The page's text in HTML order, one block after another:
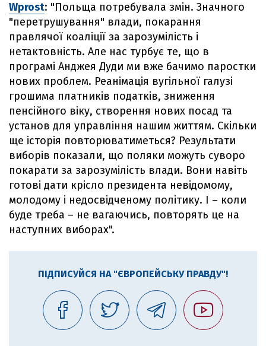
Wprost: "Польща потребувала змін. Значного
"перетрушування" влади, покарання
правлячої коаліції за зарозумілість і
нетактовність. Але нас турбує те, що в
програмі Анджея Дуди ми вже бачимо паростки
нових проблем. Реанімація вугільної галузі
грошима платників податків, зниження
пенсійного віку, створення нових посад та
установ для управління нашим життям. Скільки
ще історія повторюватиметься? Результати
виборів показали, що поляки можуть суворо
покарати за зарозумілість влади. Вони навіть
готові дати крісло президента невідомому,
молодому і недосвідченому політику. І – коли
буде треба – не вагаючись, повторять це на
наступних виборах".
ПІДПИСУЙСЯ НА "ЄВРОПЕЙСЬКУ ПРАВДУ"!